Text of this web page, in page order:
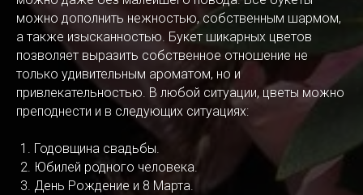
можно дополнить нежностью, собственным шармом,
а также изысканностью. Букет шикарных цветов
позволяет выразить собственное отношение не
только удивительным ароматом, но и
привлекательностью. В любой ситуации, цветы можно
преподнести и в следующих ситуациях:
Годовщина свадьбы.
Юбилей родного человека.
День Рождение и 8 Марта.